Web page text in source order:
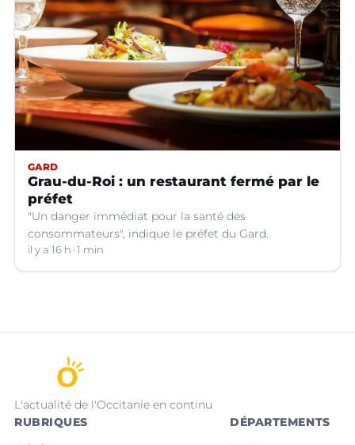
GARD
Grau-du-Roi : un restaurant fermé par le
préfet
"Un danger immédiat pour la santé des
consommateurs", indique le préfet du Gard.
il y a 16 h 1 min
L'actualité de l'Occitanie en continu
RUBRIQUES
DÉPARTEMENTS